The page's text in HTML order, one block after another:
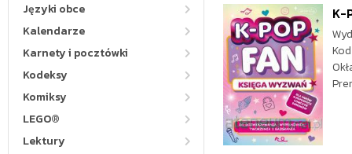
Języki obce
Kalendarze
Karnety i pocztówki
Kodeksy
Komiksy
LEGO®
Lektury
K-